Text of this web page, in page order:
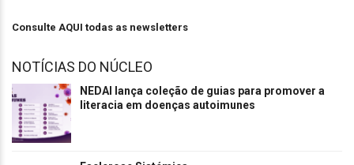
Consulte AQUI todas as newsletters
NOTÍCIAS DO NÚCLEO
NEDAI lança coleção de guias para promover a
literacia em doenças autoimunes